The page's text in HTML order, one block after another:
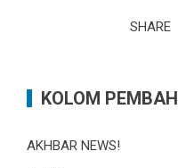
SHARE
KOLOM
AKHBAR NEWS!